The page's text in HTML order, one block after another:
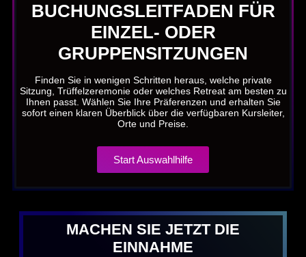
BUCHUNGSLEITFADEN FÜR
EINZEL- ODER
GRUPPENSITZUNGEN
Finden Sie in wenigen Schritten heraus, welche private
Sitzung, Trüffelzeremonie oder welches Retreat am besten zu
Ihnen passt. Wählen Sie Ihre Präferenzen und erhalten Sie
sofort einen klaren Überblick über die verfügbaren Kursleiter,
Orte und Preise.
Start Auswahlhilfe
MACHEN SIE JETZT DIE
EINNAHME